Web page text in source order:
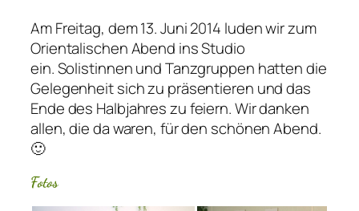
Am Freitag, dem 13. Juni 2014 luden wir zum
Orientalischen Abend ins Studio
ein. Solistinnen und Tanzgruppen hatten die
Gelegenheit sich zu präsentieren und das
Ende des Halbjahres zu feiern. Wir danken
allen, die da waren, für den schönen Abend.
🙂
Fotos